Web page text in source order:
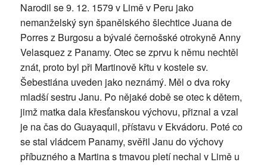
Narodil se 9. 12. 1579 v Limě v Peru jako
nemanželský syn španělského šlechtice Juana de
Porres z Burgosu a bývalé černošské otrokyně Anny
Velasquez z Panamy. Otec se zprvu k němu nechtěl
znát, proto byl při Martinově křtu v kostele sv.
Šebestiána uveden jako neznámý. Měl o dva roky
mladší sestru Janu. Po nějaké době se otec k dětem,
jimž matka dala křesťanskou výchovu, přiznal a vzal
je na čas do Guayaquil, přístavu v Ekvádoru. Poté co
se stal vládcem Panamy, svěřil Janu do výchovy
příbuzného a Martina s tmavou pletí nechal v Limě u